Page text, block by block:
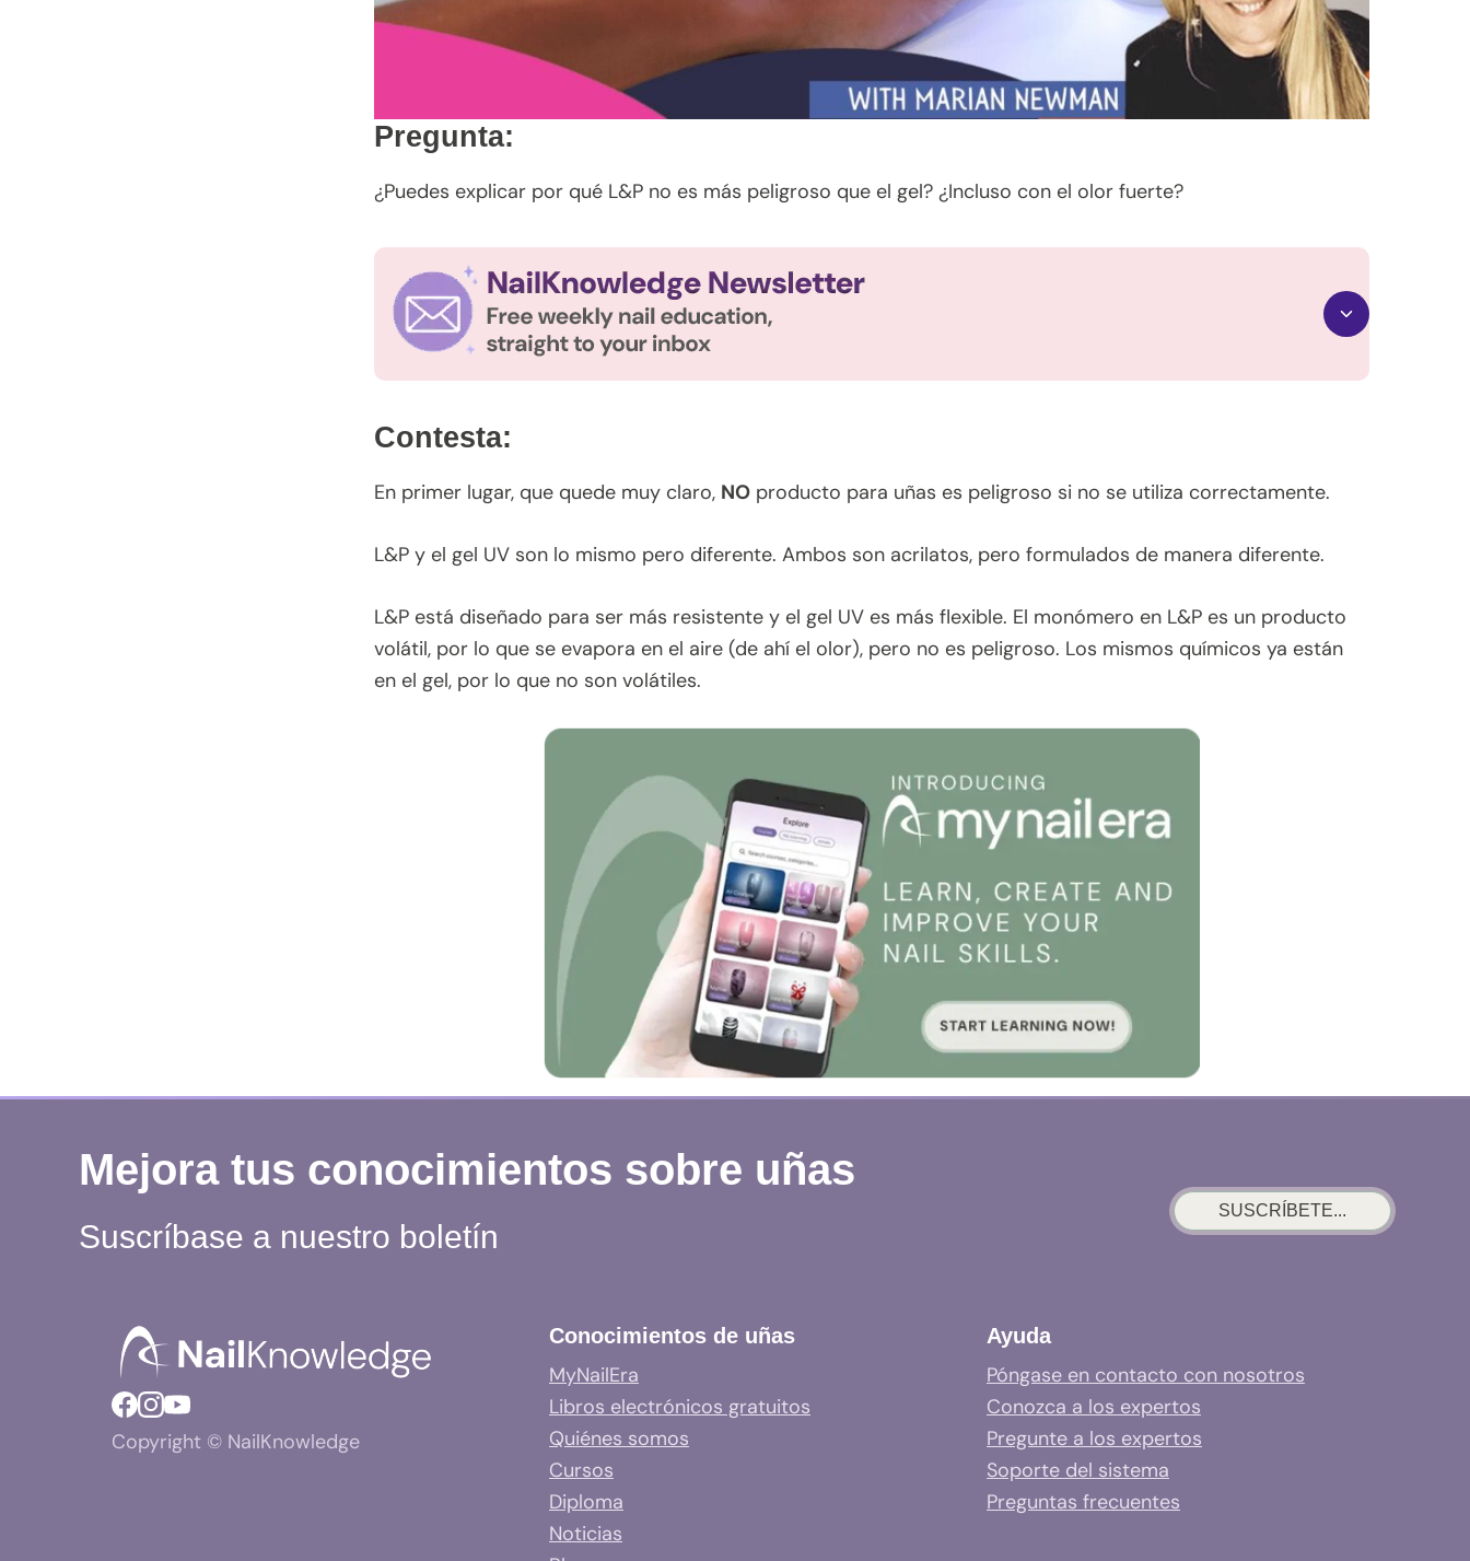
Pregunta:
¿Puedes explicar por qué L&P no es más peligroso que el gel? ¿Incluso con el olor fuerte?
Contesta:
En primer lugar, que quede muy claro, NO producto para uñas es peligroso si no se utiliza correctamente.
L&P y el gel UV son lo mismo pero diferente. Ambos son acrilatos, pero formulados de manera diferente.
L&P está diseñado para ser más resistente y el gel UV es más flexible. El monómero en L&P es un producto
volátil, por lo que se evapora en el aire (de ahí el olor), pero no es peligroso. Los mismos químicos ya están
en el gel, por lo que no son volátiles.
Mejora tus conocimientos sobre uñas
Suscríbase a nuestro boletín
SUSCRÍBETE...
Copyright © NailKnowledge
Conocimientos de uñas
MyNailEra
Libros electrónicos gratuitos
Quiénes somos
Cursos
Diploma
Noticias
Ayuda
Póngase en contacto con nosotros
Conozca a los expertos
Pregunte a los expertos
Soporte del sistema
Preguntas frecuentes